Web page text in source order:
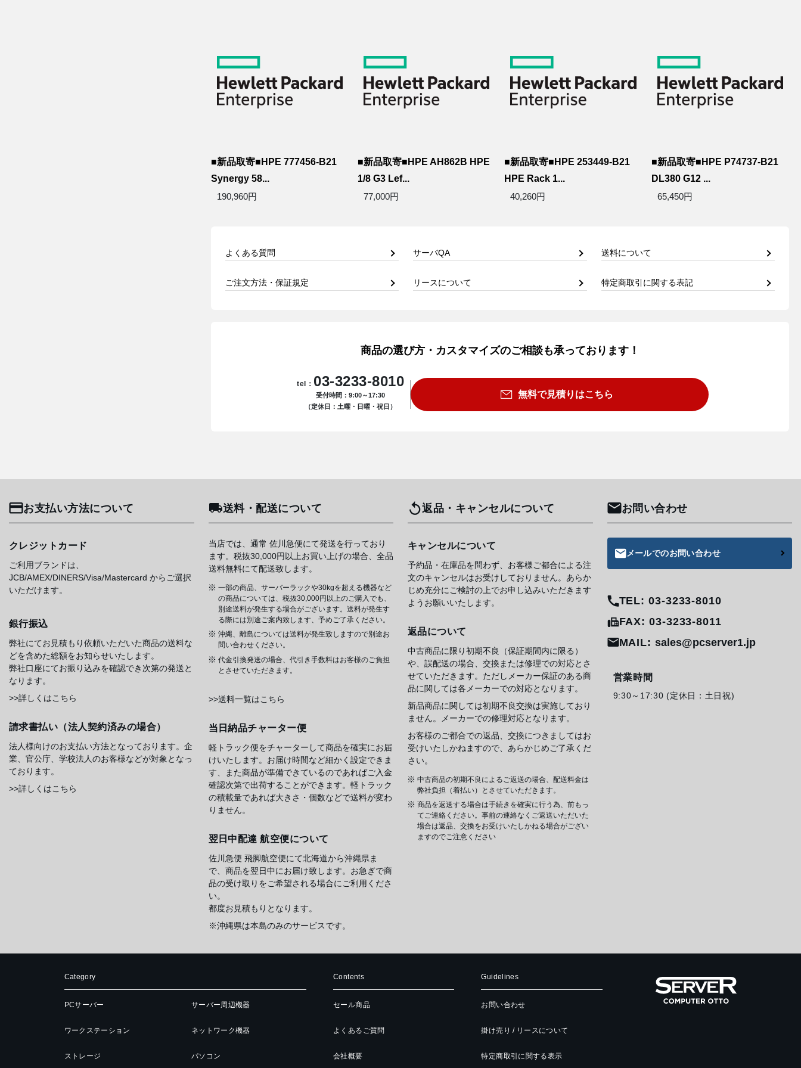
■新品取寄■HPE 777456-B21
Synergy 58...
190,960円
■新品取寄■HPE AH862B HPE
1/8 G3 Lef...
77,000円
■新品取寄■HPE 253449-B21
HPE Rack 1...
40,260円
■新品取寄■HPE P74737-B21
DL380 G12 ...
65,450円
よくある質問 サーバQA 送料について
ご注文方法・保証規定 リースについて 特定商取引に関する表記
商品の選び方・カスタマイズのご相談も承っております！
tel： 03-3233-8010
受付時間：9:00～17:30
（定休日：土曜・日曜・祝日）
無料で見積りはこちら
お支払い方法について
クレジットカード
ご利用ブランドは、
JCB/AMEX/DINERS/Visa/Mastercard からご選択
いただけます。
銀行振込
弊社にてお見積もり依頼いただいた商品の送料な
どを含めた総額をお知らせいたします。
弊社口座にてお振り込みを確認でき次第の発送と
なります。
>>詳しくはこちら
請求書払い（法人契約済みの場合）
法人様向けのお支払い方法となっております。企
業、官公庁、学校法人のお客様などが対象となっ
ております。
>>詳しくはこちら
送料・配送について
当店では、通常 佐川急便にて発送を行っており
ます。税抜30,000円以上お買い上げの場合、全品
送料無料にて配送致します。
一部の商品、サーバーラックや30kgを超える機器など
の商品については、税抜30,000円以上のご購入でも、
別途送料が発生する場合がございます。送料が発生す
る際には別途ご案内致します、予めご了承ください。
沖縄、離島については送料が発生致しますので別途お
問い合わせください。
代金引換発送の場合、代引き手数料はお客様のご負担
とさせていただきます。
>>送料一覧はこちら
当日納品チャーター便
軽トラック便をチャーターして商品を確実にお届
けいたします。お届け時間など細かく設定できま
す、また商品が準備できているのであればご入金
確認次第で出荷することができます。軽トラック
の積載量であれば大きさ・個数などで送料が変わ
りません。
翌日中配達 航空便について
佐川急便 飛脚航空便にて北海道から沖縄県ま
で、商品を翌日中にお届け致します。お急ぎで商
品の受け取りをご希望される場合にご利用くださ
い。
都度お見積もりとなります。
※沖縄県は本島のみのサービスです。
返品・キャンセルについて
キャンセルについて
予約品・在庫品を問わず、お客様ご都合による注
文のキャンセルはお受けしておりません。あらか
じめ充分にご検討の上でお申し込みいただきます
ようお願いいたします。
返品について
中古商品に限り初期不良（保証期間内に限る）
や、誤配送の場合、交換または修理での対応とさ
せていただきます。ただしメーカー保証のある商
品に関しては各メーカーでの対応となります。
新品商品に関しては初期不良交換は実施しており
ません。メーカーでの修理対応となります。
お客様のご都合での返品、交換につきましてはお
受けいたしかねますので、あらかじめご了承くだ
さい。
中古商品の初期不良によるご返送の場合、配送料金は
弊社負担（着払い）とさせていただきます。
商品を返送する場合は手続きを確実に行う為、前もっ
てご連絡ください。事前の連絡なくご返送いただいた
場合は返品、交換をお受けいたしかねる場合がござい
ますのでご注意ください
お問い合わせ
メールでのお問い合わせ
TEL: 03-3233-8010
FAX: 03-3233-8011
MAIL: sales@pcserver1.jp
営業時間
9:30～17:30 (定休日：土日祝)
Category
PCサーバー
ワークステーション
ストレージ
サーバー周辺機器
ネットワーク機器
パソコン
Contents
セール商品
よくあるご質問
会社概要
Guidelines
お問い合わせ
掛け売り / リースについて
特定商取引に関する表示